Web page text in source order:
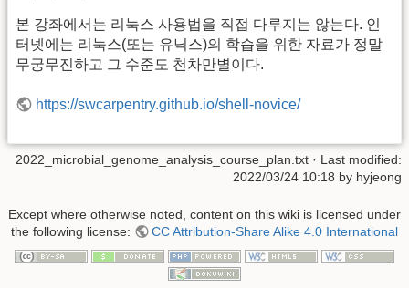
본 강좌에서는 리눅스 사용법을 직접 다루지는 않는다. 인
터넷에는 리눅스(또는 유닉스)의 학습을 위한 자료가 정말
무궁무진하고 그 수준도 천차만별이다.
https://swcarpentry.github.io/shell-novice/
2022_microbial_genome_analysis_course_plan.txt · Last modified:
2022/03/24 10:18 by hyjeong
Except where otherwise noted, content on this wiki is licensed under
the following license:
CC Attribution-Share Alike 4.0 International